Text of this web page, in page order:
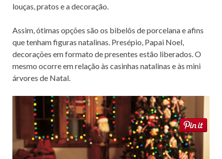
louças, pratos e a decoração.
Assim, ótimas opções são os bibelôs de porcelana e afins
que tenham figuras natalinas. Presépio, Papai Noel,
decorações em formato de presentes estão liberados. O
mesmo ocorre em relação às casinhas natalinas e às mini
árvores de Natal.